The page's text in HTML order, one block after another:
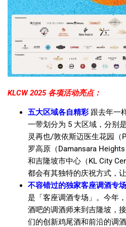
KLCW 2025 各项活动亮点：
五大区域各自精彩 跟去年一
一带划分为 5 大区域，分别
灵再也/敦依斯迈医生花园（
罗高原（Damansara
和吉隆坡市中心（KL City
都会有其独特的庆祝方式，
不容错过的独家客座调酒专场
是「客座调酒专场」。今年
酒吧的调酒师来到吉隆坡，
们的创新鸡尾酒和前沿的调